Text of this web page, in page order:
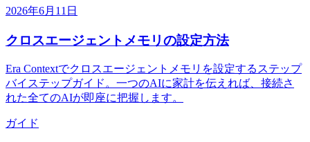
2026年6月11日
クロスエージェントメモリの設定方法
Era Contextでクロスエージェントメモリを設定するステップ
バイステップガイド。一つのAIに家計を伝えれば、接続さ
れた全てのAIが即座に把握します。
ガイド